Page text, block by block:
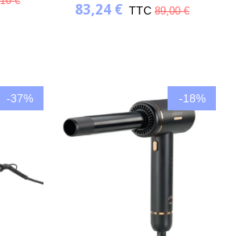
83,24 € TTC 89,00 €
-37% -18%